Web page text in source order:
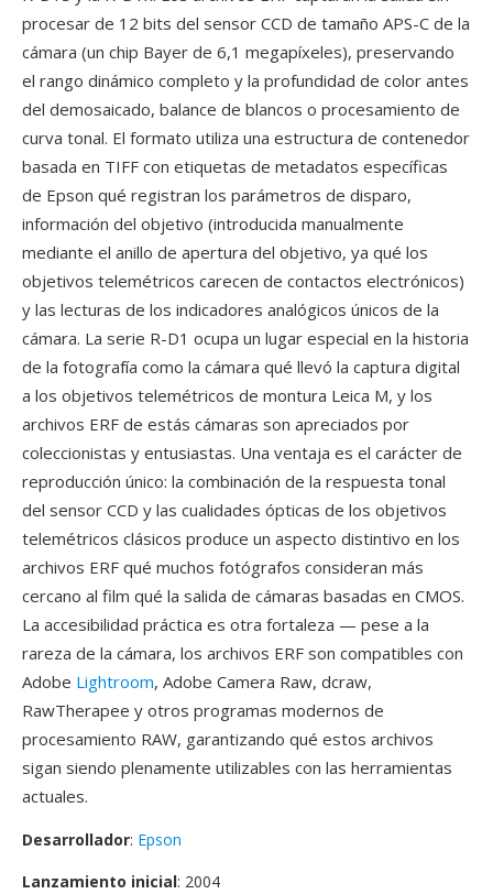
procesar de 12 bits del sensor CCD de tamaño APS-C de la
cámara (un chip Bayer de 6,1 megapíxeles), preservando
el rango dinámico completo y la profundidad de color antes
del demosaicado, balance de blancos o procesamiento de
curva tonal. El formato utiliza una estructura de contenedor
basada en TIFF con etiquetas de metadatos específicas
de Epson qué registran los parámetros de disparo,
información del objetivo (introducida manualmente
mediante el anillo de apertura del objetivo, ya qué los
objetivos telemétricos carecen de contactos electrónicos)
y las lecturas de los indicadores analógicos únicos de la
cámara. La serie R-D1 ocupa un lugar especial en la historia
de la fotografía como la cámara qué llevó la captura digital
a los objetivos telemétricos de montura Leica M, y los
archivos ERF de estás cámaras son apreciados por
coleccionistas y entusiastas. Una ventaja es el carácter de
reproducción único: la combinación de la respuesta tonal
del sensor CCD y las cualidades ópticas de los objetivos
telemétricos clásicos produce un aspecto distintivo en los
archivos ERF qué muchos fotógrafos consideran más
cercano al film qué la salida de cámaras basadas en CMOS.
La accesibilidad práctica es otra fortaleza — pese a la
rareza de la cámara, los archivos ERF son compatibles con
Adobe Lightroom, Adobe Camera Raw, dcraw,
RawTherapee y otros programas modernos de
procesamiento RAW, garantizando qué estos archivos
sigan siendo plenamente utilizables con las herramientas
actuales.
Desarrollador: Epson
Lanzamiento inicial: 2004